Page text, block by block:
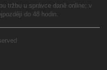
tržbu u správce daně online; v
do 48 hodin.